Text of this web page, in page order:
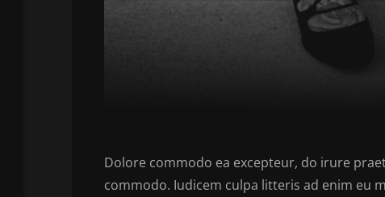
Dolore commodo ea excepteur, do irure
commodo. Iudicem culpa litteris ad enim eu